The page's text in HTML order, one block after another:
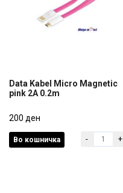
pink 2A 0.2m
200 ден
Data Kabel Micro Magnetic
pink 2A 0.2m
200 ден
Во кошничка - +